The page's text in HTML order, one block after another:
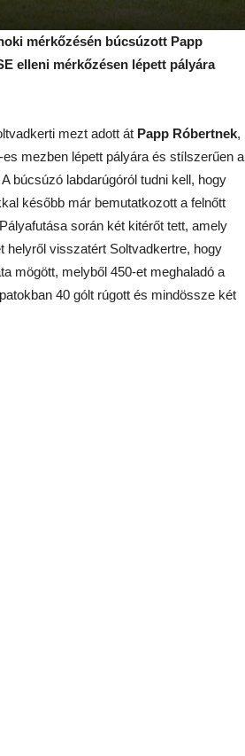
mérkőzésén búcsúzott Papp
elleni mérkőzésen lépett pályára
mezt adott át Papp Róbertnek,
mezben lépett pályára és stílszerűen a
A búcsúzó labdarúgóról tudni kell, hogy
később már bemutatkozott a felnőtt
során két kitérőt tett, amely
helyről visszatért Soltvadkertre, hogy
mögött, melyből 450-et meghaladó a
40 gólt rúgott és mindössze két